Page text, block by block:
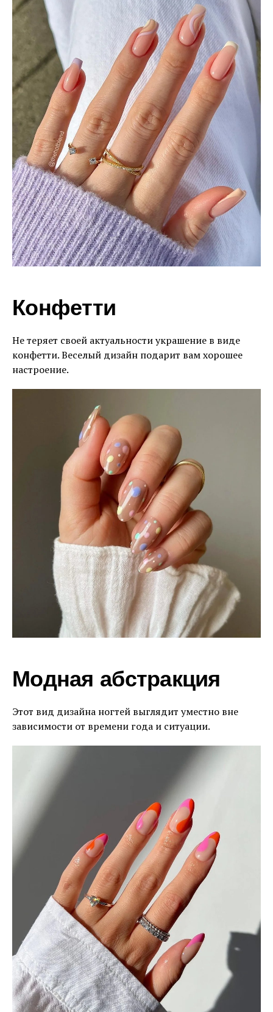
Конфетти
Не теряет своей актуальности украшение в виде
конфетти. Веселый дизайн подарит вам хорошее
настроение.
Модная абстракция
Этот вид дизайна ногтей выглядит уместно вне
зависимости от времени года и ситуации.